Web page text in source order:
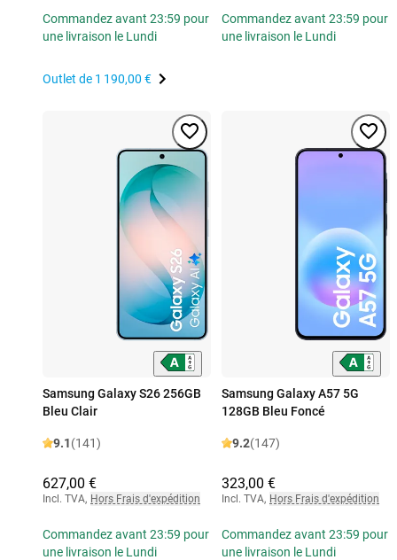
Commandez avant 23:59 pour
une livraison le Lundi
Outlet de 1 190,00 €
Commandez avant 23:59 pour
une livraison le Lundi
Samsung Galaxy S26 256GB
Bleu Clair
9.1(141)
627,00 €
Incl. TVA, Hors Frais d'expédition
Commandez avant 23:59 pour
une livraison le Lundi
Samsung Galaxy A57 5G
128GB Bleu Foncé
9.2(147)
323,00 €
Incl. TVA, Hors Frais d'expédition
Commandez avant 23:59 pour
une livraison le Lundi